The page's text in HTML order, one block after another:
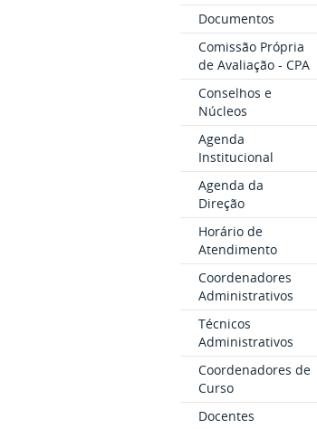
Documentos
Comissão Própria
de Avaliação - CPA
Conselhos e
Núcleos
Agenda
Institucional
Agenda da
Direção
Horário de
Atendimento
Coordenadores
Administrativos
Técnicos
Administrativos
Coordenadores de
Curso
Docentes